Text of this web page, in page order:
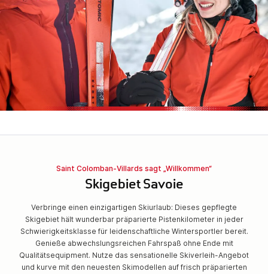
Saint Colomban-Villards sagt „Willkommen“
Skigebiet Savoie
Verbringe einen einzigartigen Skiurlaub: Dieses gepflegte
Skigebiet hält wunderbar präparierte Pistenkilometer in jeder
Schwierigkeitsklasse für leidenschaftliche Wintersportler bereit.
Genieße abwechslungsreichen Fahrspaß ohne Ende mit
Qualitätsequipment. Nutze das sensationelle Skiverleih-Angebot
und kurve mit den neuesten Skimodellen auf frisch präparierten